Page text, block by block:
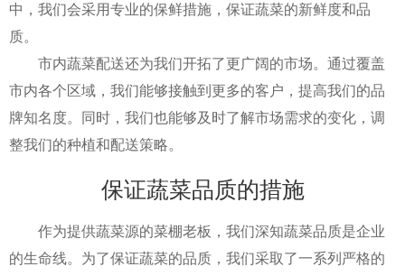
中，我们会采用专业的保鲜措施，保证蔬菜的新鲜度和品
质。
市内蔬菜配送还为我们开拓了更广阔的市场。通过覆盖
市内各个区域，我们能够接触到更多的客户，提高我们的品
牌知名度。同时，我们也能够及时了解市场需求的变化，调
整我们的种植和配送策略。
保证蔬菜品质的措施
作为提供蔬菜源的菜棚老板，我们深知蔬菜品质是企业
的生命线。为了保证蔬菜的品质，我们采取了一系列严格的